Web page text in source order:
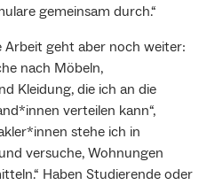
gemeinsam durch.“
Arbeit geht aber noch weiter:
nach Möbeln,
Kleidung, die ich an die
verteilen kann“,
stehe ich in
versuche, Wohnungen
Haben Studierende oder